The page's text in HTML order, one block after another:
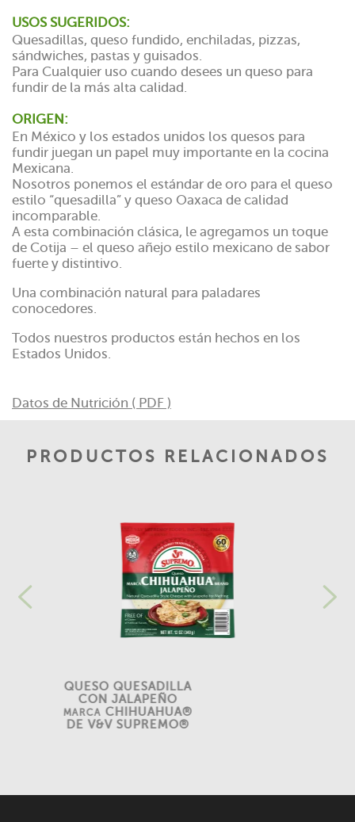
USOS SUGERIDOS:
Quesadillas, queso fundido, enchiladas, pizzas,
sándwiches, pastas y guisados.
Para Cualquier uso cuando desees un queso para
fundir de la más alta calidad.
ORIGEN:
En México y los estados unidos los quesos para
fundir juegan un papel muy importante en la cocina
Mexicana.
Nosotros ponemos el estándar de oro para el queso
estilo “quesadilla” y queso Oaxaca de calidad
incomparable.
A esta combinación clásica, le agregamos un toque
de Cotija – el queso añejo estilo mexicano de sabor
fuerte y distintivo.
Una combinación natural para paladares
conocedores.
Todos nuestros productos están hechos en los
Estados Unidos.
Datos de Nutrición ( PDF )
PRODUCTOS RELACIONADOS
QUESO QUESADILLA
CON JALAPEÑO
MARCA CHIHUAHUA®
DE V&V SUPREMO®